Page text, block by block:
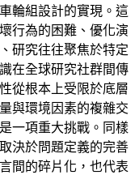
輪組設計的實現。這
行為的困難、優化演
研究往往聚焦於特定
在全球研究社群間傳
從根本上受限於底層
與環境因素的複雜交
一項重大挑戰。同樣
決於問題定義的完善
間的碎片化，也代表